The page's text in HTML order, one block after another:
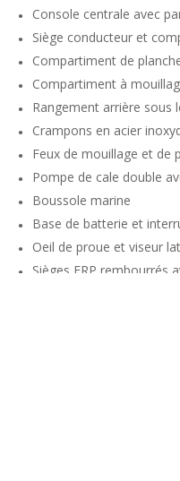
Console centrale avec
Siège conducteur et
Compartiment de
Compartiment à
Rangement arrière sous
Crampons en acier
Feux de mouillage et de
Pompe de cale double
Boussole marine
Base de batterie et
Oeil de proue et viseur
Sièges FRP rembourrés